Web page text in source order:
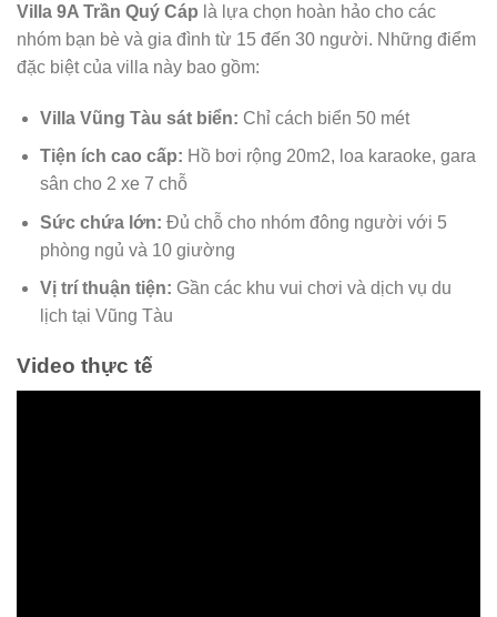
Villa 9A Trần Quý Cáp là lựa chọn hoàn hảo cho các
nhóm bạn bè và gia đình từ 15 đến 30 người. Những điểm
đặc biệt của villa này bao gồm:
Villa Vũng Tàu sát biển: Chỉ cách biển 50 mét
Tiện ích cao cấp: Hồ bơi rộng 20m2, loa karaoke, gara
sân cho 2 xe 7 chỗ
Sức chứa lớn: Đủ chỗ cho nhóm đông người với 5
phòng ngủ và 10 giường
Vị trí thuận tiện: Gần các khu vui chơi và dịch vụ du
lịch tại Vũng Tàu
Video thực tế